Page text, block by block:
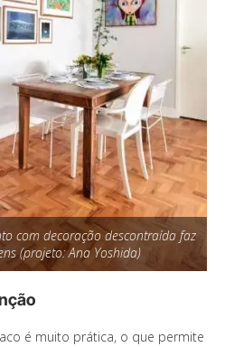
com decoração descontraída faz
(projeto: Ana Yoshida)
é muito prática, o que permite